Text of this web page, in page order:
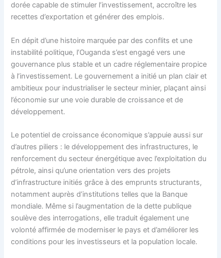
dorée capable de stimuler l’investissement, accroître les
recettes d’exportation et générer des emplois.
En dépit d’une histoire marquée par des conflits et une
instabilité politique, l’Ouganda s’est engagé vers une
gouvernance plus stable et un cadre réglementaire propice
à l’investissement. Le gouvernement a initié un plan clair et
ambitieux pour industrialiser le secteur minier, plaçant ainsi
l’économie sur une voie durable de croissance et de
développement.
Le potentiel de croissance économique s’appuie aussi sur
d’autres piliers : le développement des infrastructures, le
renforcement du secteur énergétique avec l’exploitation du
pétrole, ainsi qu’une orientation vers des projets
d’infrastructure initiés grâce à des emprunts structurants,
notamment auprès d’institutions telles que la Banque
mondiale. Même si l’augmentation de la dette publique
soulève des interrogations, elle traduit également une
volonté affirmée de moderniser le pays et d’améliorer les
conditions pour les investisseurs et la population locale.